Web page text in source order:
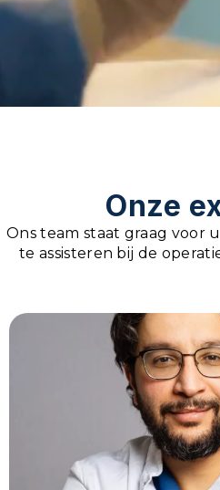
Onze
Ons team staat graag voor
te assisteren bij de